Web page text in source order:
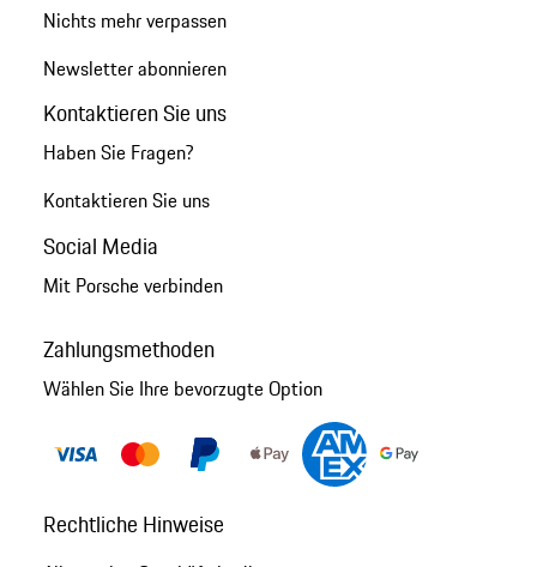
Nichts mehr verpassen
Newsletter abonnieren
Kontaktieren Sie uns
Haben Sie Fragen?
Kontaktieren Sie uns
Social Media
Mit Porsche verbinden
Zahlungsmethoden
Wählen Sie Ihre bevorzugte Option
Rechtliche Hinweise